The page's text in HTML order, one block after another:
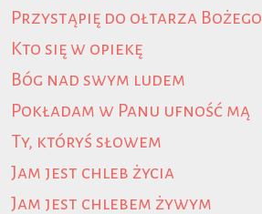
Przystąpię do ołtarza Bożego
Kto się w opiekę
Bóg nad swym ludem
Pokładam w Panu ufność mą
Ty, któryś słowem
Jam jest chleb życia
Jam jest chlebem żywym